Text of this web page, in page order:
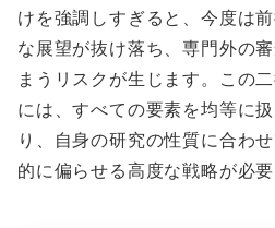
けを強調しすぎると、今度は
な展望が抜け落ち、専門外の
まうリスクが生じます。この
には、すべての要素を均等に
り、自身の研究の性質に合わ
的に偏らせる高度な戦略が必要